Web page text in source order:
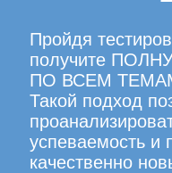
Пройдя
получите
ПО ВСЕМ
Такой подход
успеваемость и
качественно